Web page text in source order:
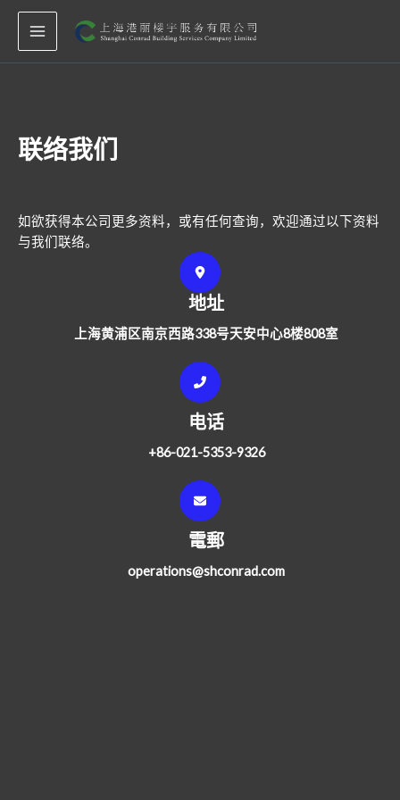
MAIN
MENU
联络我们
如欲获得本公司更多资料，或有任何查询，欢迎通过以下资料
与我们联络。
地址
上海黄浦区南京西路338号天安中心8楼808室
电话
+86-021-5353-9326
電郵
operations@shconrad.com